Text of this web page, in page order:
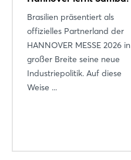
Brasilien präsentiert als
offizielles Partnerland der
HANNOVER MESSE 2026 in
großer Breite seine neue
Industriepolitik. Auf diese
Weise ...